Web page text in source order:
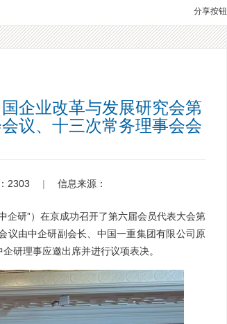
分享按钮
企业改革与发展研究会第
议、十三次常务理事会会
2303 | 信息来源：
企研”）在京成功召开了第六届会员代表大会第
议由中企研副会长、中国一重集团有限公司原
研理事应邀出席并进行议项表决。